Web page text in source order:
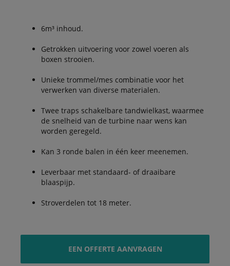
6m³ inhoud.
Getrokken uitvoering voor zowel voeren als
boxen strooien.
Unieke trommel/mes combinatie voor het
verwerken van diverse materialen.
Twee traps schakelbare tandwielkast, waarmee
de snelheid van de turbine naar wens kan
worden geregeld.
Kan 3 ronde balen in één keer meenemen.
Leverbaar met standaard- of draaibare
blaaspijp.
Stroverdelen tot 18 meter.
EEN OFFERTE AANVRAGEN